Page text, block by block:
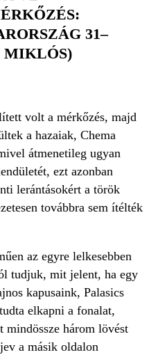
31–
MIKLÓS)
volt a mérkőzés, majd
a hazaiak, Chema
átmenetileg ugyan
ezt azonban
lerántásokért a török
továbbra sem ítélték
az egyre lelkesebben
tudjuk, mit jelent, ha egy
kapusaink, Palasics
elkapni a fonalat,
mindössze három lövést
a másik oldalon